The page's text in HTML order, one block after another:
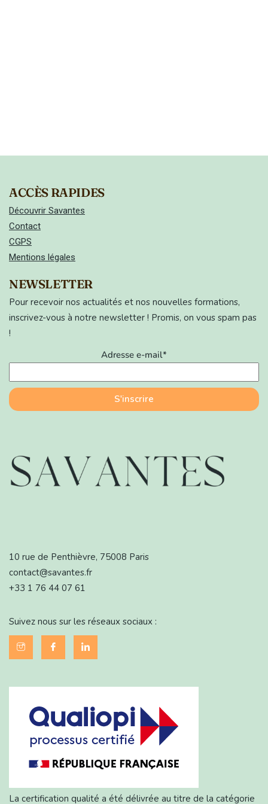
ACCÈS RAPIDES
Découvrir Savantes
Contact
CGPS
Mentions légales
NEWSLETTER
Pour recevoir nos actualités et nos nouvelles formations,
inscrivez-vous à notre newsletter ! Promis, on vous spam pas
!
Adresse e-mail*
10 rue de Penthièvre, 75008 Paris
contact@savantes.fr
+33 1 76 44 07 61
Suivez nous sur les réseaux sociaux :
La certification qualité a été délivrée au titre de la catégorie